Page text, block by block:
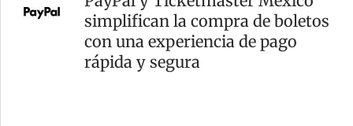
simplifican la compra de boletos
con una experiencia de pago
rápida y segura